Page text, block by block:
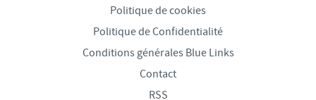
Politique de cookies
Politique de Confidentialité
Conditions générales Blue Links
Contact
RSS